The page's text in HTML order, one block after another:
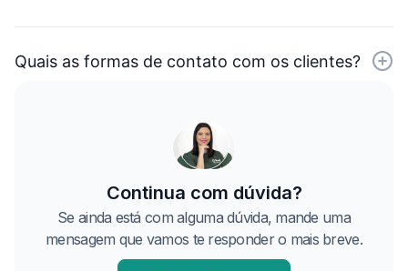
Quais as formas de contato com os clientes?
Continua com dúvida?
Se ainda está com alguma dúvida, mande uma
mensagem que vamos te responder o mais breve.